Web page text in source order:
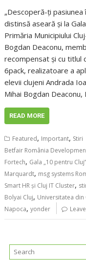
„Descoperă-ți
distinsă aseară și la
Primăria Municipiului
Bogdan Deaconu,
recompensat şi cu titlul
6pack, realizatoare a
elevii clujeni Andrada
Mihai Bogdan Deaconu,
READ MORE
Featured, Important, Stiri
Betfair România
Fortech, Gala „10 pentru Cluj”
Marquardt, msg systems
Smart HR și Cluj IT Cluster,
Bolyai Cluj, Universitatea din
Napoca,yonder